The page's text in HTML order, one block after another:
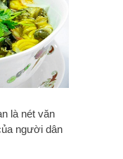
là nét văn
người dân